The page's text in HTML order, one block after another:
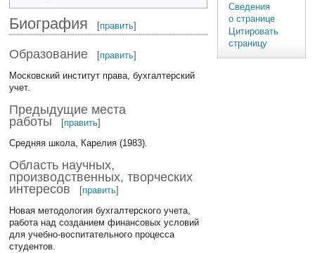
Биография [править]
Образование [править]
Московский институт права, бухгалтерский
учет.
Предыдущие места
работы
[править]
Средняя школа, Карелия (1983).
Область научных,
производственных, творческих
интересов
[править]
Новая методология бухгалтерского учета,
работа над созданием финансовых условий
для учебно-воспитательного процесса
студентов.
Сведения
о странице
Цитировать
страницу